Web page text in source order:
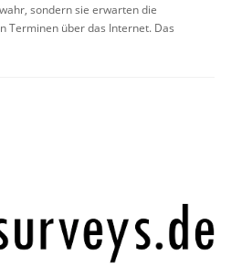
sondern sie erwarten die
Terminen über das Internet. Das